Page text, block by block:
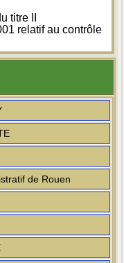
titre II
relatif au contrôle
de Rouen